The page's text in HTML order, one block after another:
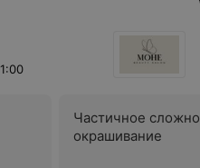
Частичное
окрашивание